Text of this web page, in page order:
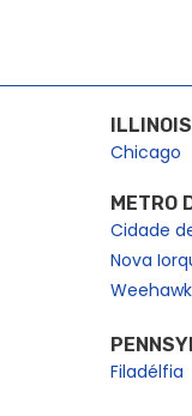
ILLINOIS
Chicago
METRO
Cidade
Nova
Filadélfia